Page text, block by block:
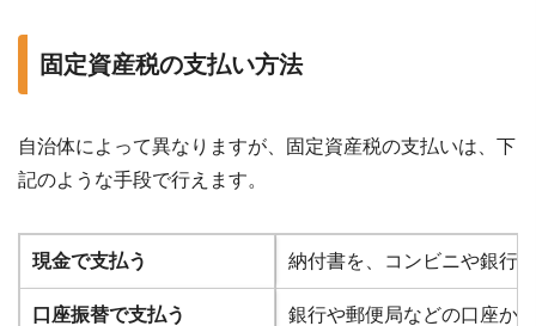
固定資産税の支払い方法
自治体によって異なりますが、固定資産税の支払いは、下
記のような手段で行えます。
現金で支払う 納付書を、コンビニや銀行
口座振替で支払う 銀行や郵便局などの口座か